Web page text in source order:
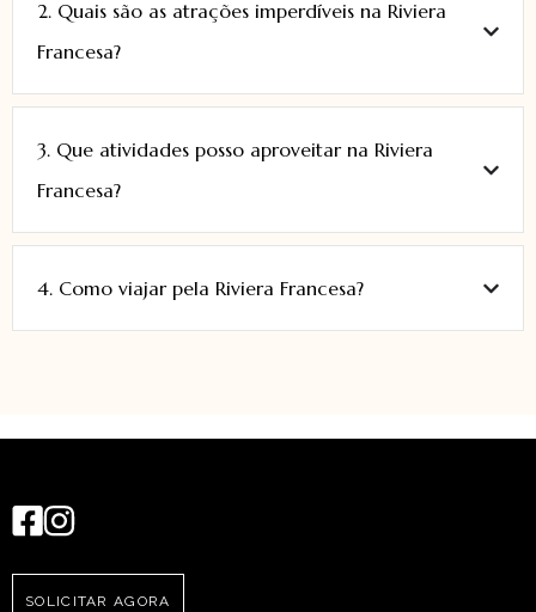
2. Quais são as atrações imperdíveis na Riviera
Francesa?
3. Que atividades posso aproveitar na Riviera
Francesa?
4. Como viajar pela Riviera Francesa?
SOLICITAR AGORA